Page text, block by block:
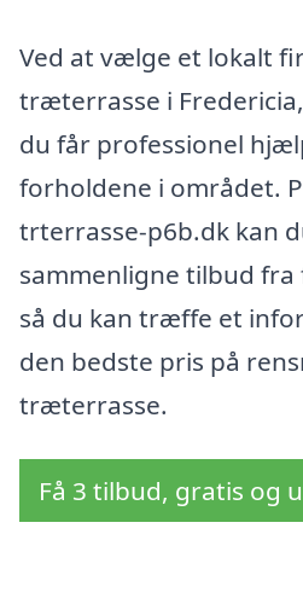
Ved at vælge et lokalt
træterrasse i
du får professionel
forholdene i området.
trterrasse-p6b.dk kan
sammenligne tilbud
så du kan træffe et
den bedste pris på
træterrasse.
Få 3 tilbud, gratis og